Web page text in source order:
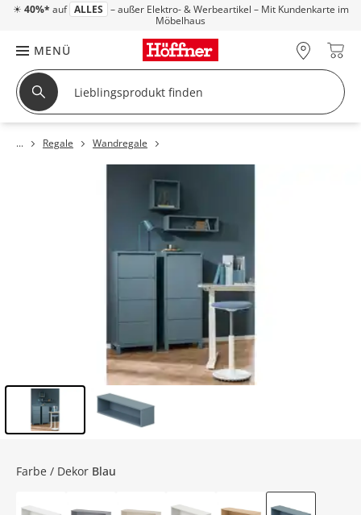
☀ 40%* auf ALLES – außer Elektro- & Werbeartikel – Mit Kundenkarte im
Möbelhaus
MENÜ
Regale Wandregale
Farbe / Dekor Blau